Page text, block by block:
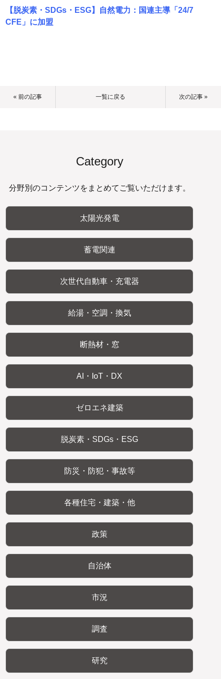
【脱炭素・SDGs・ESG】自然電力：国連主導「24/7
CFE」に加盟
« 前の記事 一覧に戻る 次の記事 »
Category
分野別のコンテンツをまとめてご覧いただけます。
太陽光発電
蓄電関連
次世代自動車・充電器
給湯・空調・換気
断熱材・窓
AI・IoT・DX
ゼロエネ建築
脱炭素・SDGs・ESG
防災・防犯・事故等
各種住宅・建築・他
政策
自治体
市況
調査
研究